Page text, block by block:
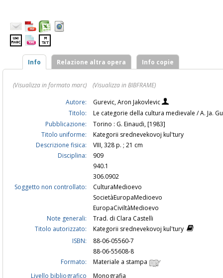
Info Relazione altra opera Info copie
(Visualizza in formato marc)
(Visualizza in BIBFRAME)
Autore:
Gurevic, Aron Jakovlevic
Titolo:
Le categorie della cultura medievale / A. Ja.
Pubblicazione:
Torino : G. Einaudi, [1983]
Titolo uniforme:
Kategorii srednevekovoj kul'tury
Descrizione fisica:
VIII, 328 p. ; 21 cm
Disciplina:
909
940.1
306.0902
Soggetto non controllato:
CulturaMedioevo
SocietàEuropaMedioevo
EuropaCiviltàMedioevo
Note generali:
Trad. di Clara Castelli
Titolo autorizzato:
Kategorii srednevekovoj kul'tury
ISBN:
88-06-05560-7
88-06-55608-8
Formato:
Materiale a stampa
Livello bibliografico
Monografia